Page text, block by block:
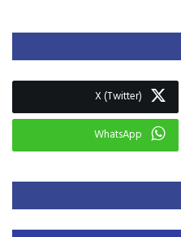
X (Twitter)
WhatsApp